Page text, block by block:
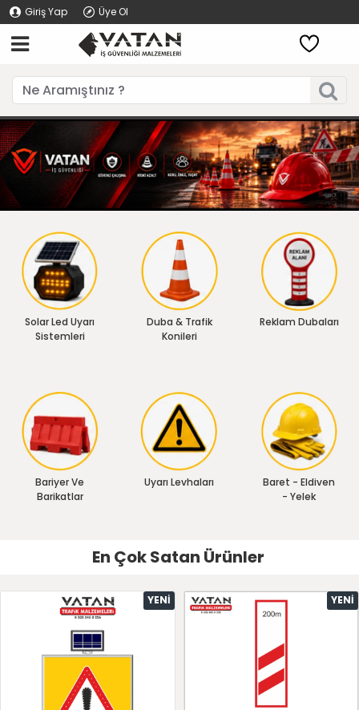
Giriş Yap Üye Ol
Solar Led Uyarı
Sistemleri
Duba & Trafik
Konileri
Reklam Dubaları
Bariyer Ve
Barikatlar
Uyarı Levhaları
Baret - Eldiven
- Yelek
En Çok Satan Ürünler
YENI YENI